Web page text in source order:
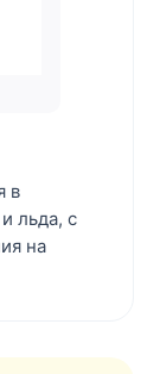
в
льда, с
на